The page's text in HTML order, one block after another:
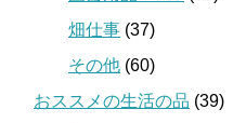
畑仕事 (37)
その他 (60)
おススメの生活の品 (39)